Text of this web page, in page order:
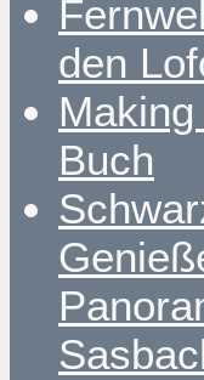
den
Buch